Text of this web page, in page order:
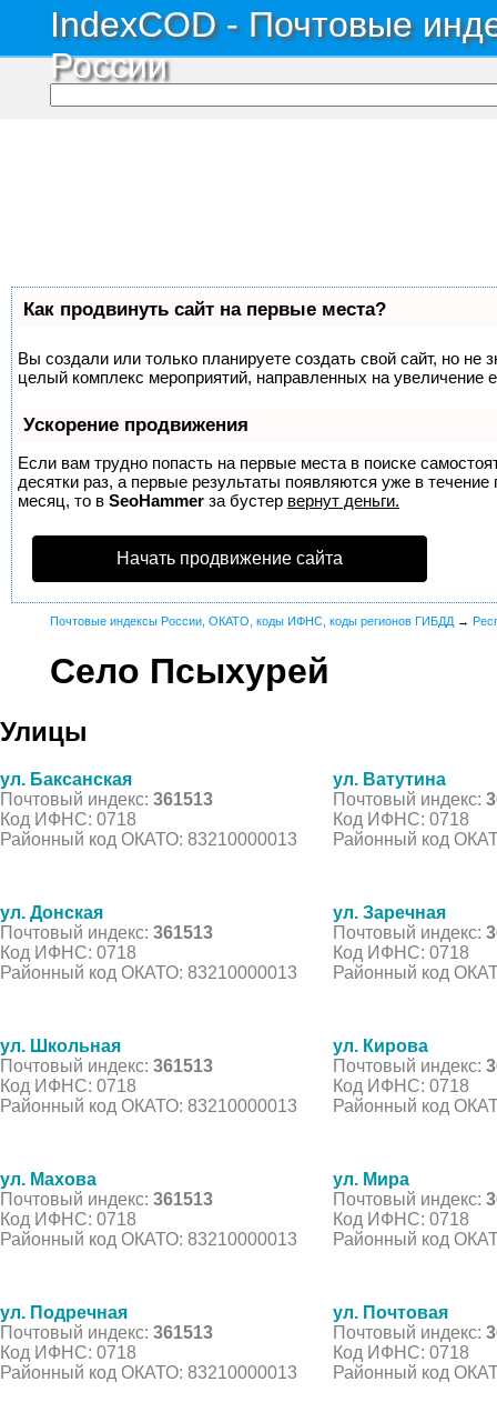
IndexCOD - Почтовые
России
Как продвинуть сайт на первые места?
Вы создали или только планируете создать свой сайт, но не
целый комплекс мероприятий, направленных на увеличение
Ускорение продвижения
Если вам трудно попасть на первые места в поиске
десятки раз, а первые результаты появляются уже в
месяц, то в SeoHammer за бустер вернут деньги.
Начать продвижение сайта
Почтовые индексы России, ОКАТО, коды ИФНС, коды регионов ГИБДД →
Село Псыхурей
Улицы
ул. Баксанская
Почтовый индекс: 361513
Код ИФНС: 0718
Районный код ОКАТО: 83210000013
ул. Ватутина
Почтовый индекс:
Код ИФНС: 0718
Районный код
ул. Донская
Почтовый индекс: 361513
Код ИФНС: 0718
Районный код ОКАТО: 83210000013
ул. Заречная
Почтовый индекс:
Код ИФНС: 0718
Районный код
ул. Школьная
Почтовый индекс: 361513
Код ИФНС: 0718
Районный код ОКАТО: 83210000013
ул. Кирова
Почтовый индекс:
Код ИФНС: 0718
Районный код
ул. Махова
Почтовый индекс: 361513
Код ИФНС: 0718
Районный код ОКАТО: 83210000013
ул. Мира
Почтовый индекс:
Код ИФНС: 0718
Районный код
ул. Подречная
Почтовый индекс: 361513
Код ИФНС: 0718
Районный код ОКАТО: 83210000013
ул. Почтовая
Почтовый индекс:
Код ИФНС: 0718
Районный код